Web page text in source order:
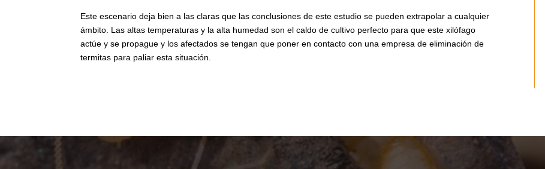
Este escenario deja bien a las claras que las conclusiones de este estudio se pueden extrapolar a cualquier
ámbito. Las altas temperaturas y la alta humedad son el caldo de cultivo perfecto para que este xilófago
actúe y se propague y los afectados se tengan que poner en contacto con una empresa de eliminación de
termitas para paliar esta situación.